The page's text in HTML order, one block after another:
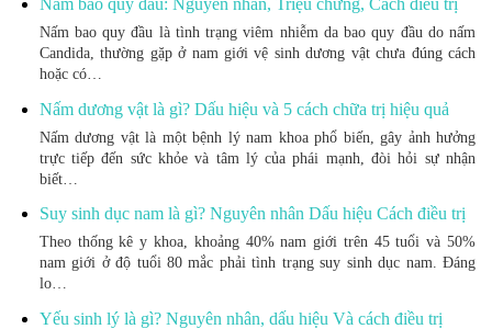
Nấm bao quy đầu: Nguyên nhân, Triệu chứng, Cách điều trị
Nấm bao quy đầu là tình trạng viêm nhiễm da bao quy đầu do nấm
Candida, thường gặp ở nam giới vệ sinh dương vật chưa đúng cách
hoặc có…
Nấm dương vật là gì? Dấu hiệu và 5 cách chữa trị hiệu quả
Nấm dương vật là một bệnh lý nam khoa phổ biến, gây ảnh hưởng
trực tiếp đến sức khỏe và tâm lý của phái mạnh, đòi hỏi sự nhận
biết…
Suy sinh dục nam là gì? Nguyên nhân Dấu hiệu Cách điều trị
Theo thống kê y khoa, khoảng 40% nam giới trên 45 tuổi và 50%
nam giới ở độ tuổi 80 mắc phải tình trạng suy sinh dục nam. Đáng
lo…
Yếu sinh lý là gì? Nguyên nhân, dấu hiệu Và cách điều trị